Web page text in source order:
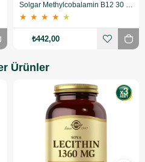
Solgar Methylcobalamin B12 30 Tablet
★ ★ ★ ★ ★
₺442,00
Ürünler